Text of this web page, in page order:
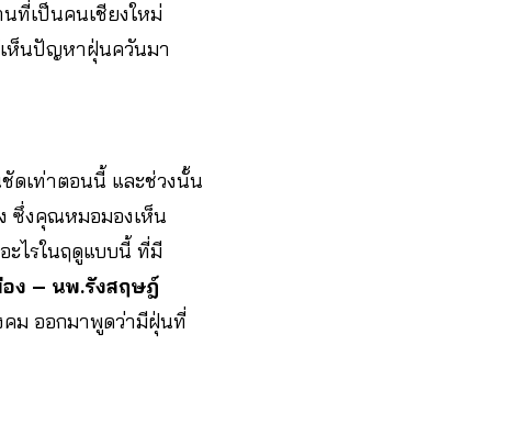
ที่เป็นคนเชียงใหม่
เห็นปัญหาฝุ่นควันมา
ดเท่าตอนนี้ และช่วงนั้น
ซึ่งคุณหมอมองเห็น
ะไรในฤดูแบบนี้ ที่มี
ง – นพ.รังสฤษฎ์
คม ออกมาพูดว่ามีฝุ่นที่